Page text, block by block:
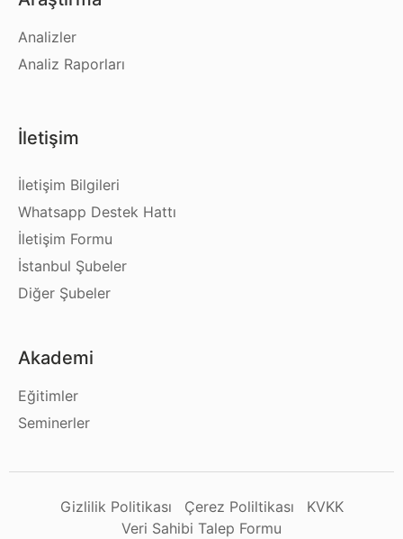
Analizler
Analiz Raporları
İletişim
İletişim Bilgileri
Whatsapp Destek Hattı
İletişim Formu
İstanbul Şubeler
Diğer Şubeler
Akademi
Eğitimler
Seminerler
Gizlilik Politikası Çerez Poliltikası
KVKK
Veri Sahibi Talep Formu